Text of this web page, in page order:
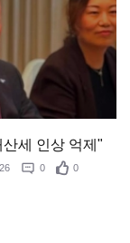
세 인상 억제"
0
0